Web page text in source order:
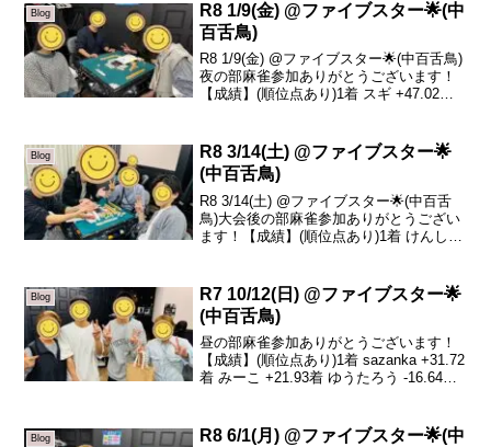
Blog
R8 1/9(金) @ファイブスター🌟(中
百舌鳥)
R8 1/9(金) @ファイブスター🌟(中百舌鳥)
夜の部麻雀参加ありがとうございます！
【成績】(順位点あり)1着 スギ +47.02着
ギさん...
Blog
R8 3/14(土) @ファイブスター🌟
(中百舌鳥)
R8 3/14(土) @ファイブスター🌟(中百舌
鳥)大会後の部麻雀参加ありがとうござい
ます！【成績】(順位点あり)1着 けんし
ッ...
Blog
R7 10/12(日) @ファイブスター🌟
(中百舌鳥)
昼の部麻雀参加ありがとうございます！
【成績】(順位点あり)1着 sazanka +31.72
着 みーこ +21.93着 ゆうたろう -16.64着
でバタ...
Blog
R8 6/1(月) @ファイブスター🌟(中